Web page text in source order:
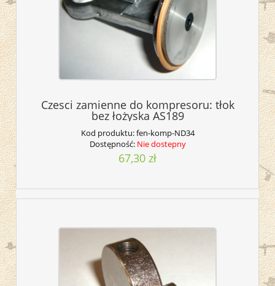
Czesci zamienne do kompresoru: tłok
bez łożyska AS189
Kod produktu:fen-komp-ND34
Dostępność: Nie dostepny
67,30 zł